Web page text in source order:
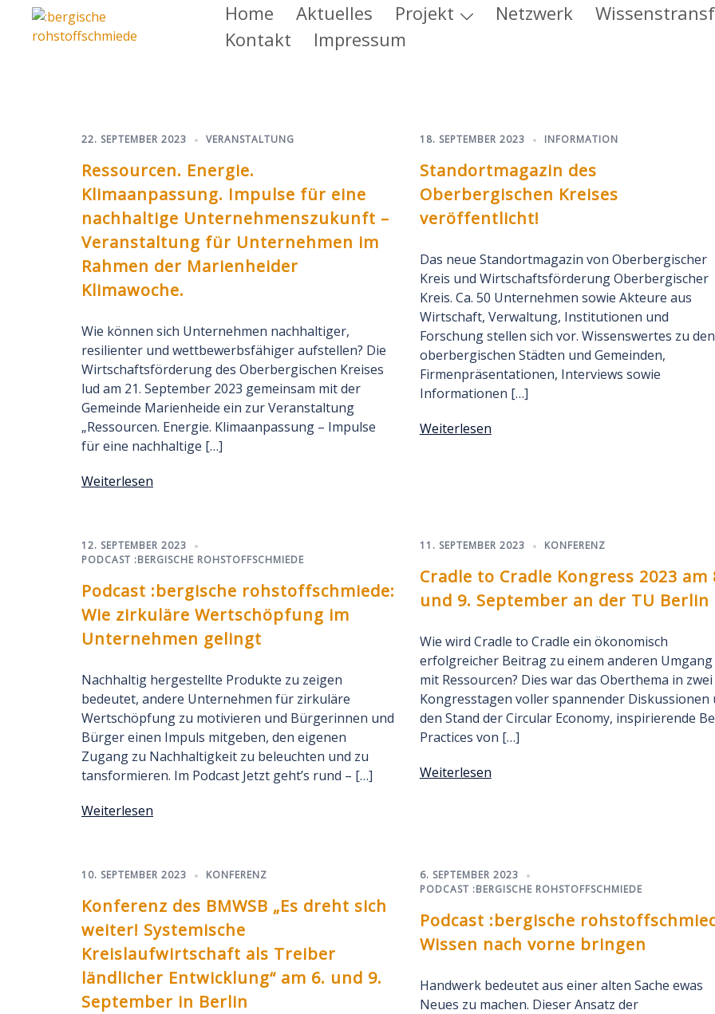
Home Aktuelles Projekt Netzwerk
Kontakt
Impressum
22. SEPTEMBER 2023 VERANSTALTUNG
Ressourcen. Energie.
Klimaanpassung. Impulse für eine
nachhaltige Unternehmenszukunft –
Veranstaltung für Unternehmen im
Rahmen der Marienheider
Klimawoche.
Wie können sich Unternehmen nachhaltiger,
resilienter und wettbewerbsfähiger aufstellen? Die
Wirtschaftsförderung des Oberbergischen Kreises
lud am 21. September 2023 gemeinsam mit der
Gemeinde Marienheide ein zur Veranstaltung
„Ressourcen. Energie. Klimaanpassung – Impulse
für eine nachhaltige […]
Weiterlesen
18. SEPTEMBER 2023 INFORMATION
Standortmagazin des
Oberbergischen Kreises
veröffentlicht!
Das neue Standortmagazin von Oberbergischer
Kreis und Wirtschaftsförderung Oberbergischer
Kreis. Ca. 50 Unternehmen sowie Akteure aus
Wirtschaft, Verwaltung, Institutionen und
Forschung stellen sich vor. Wissenswertes zu den
oberbergischen Städten und Gemeinden,
Firmenpräsentationen, Interviews sowie
Informationen […]
Weiterlesen
12. SEPTEMBER 2023
PODCAST :BERGISCHE ROHSTOFFSCHMIEDE
Podcast :bergische rohstoffschmiede:
Wie zirkuläre Wertschöpfung im
Unternehmen gelingt
Nachhaltig hergestellte Produkte zu zeigen
bedeutet, andere Unternehmen für zirkuläre
Wertschöpfung zu motivieren und Bürgerinnen und
Bürger einen Impuls mitgeben, den eigenen
Zugang zu Nachhaltigkeit zu beleuchten und zu
tansformieren. Im Podcast Jetzt geht’s rund – […]
Weiterlesen
11. SEPTEMBER 2023 KONFERENZ
Cradle to Cradle Kongress 2023 am
und 9. September an der TU Berlin
Wie wird Cradle to Cradle ein ökonomisch
erfolgreicher Beitrag zu einem anderen Umgang
mit Ressourcen? Dies war das Oberthema in zwei
Kongresstagen voller spannender Diskussionen
den Stand der Circular Economy, inspirierende
Practices von […]
Weiterlesen
10. SEPTEMBER 2023 KONFERENZ
Konferenz des BMWSB „Es dreht sich
weiter! Systemische
Kreislaufwirtschaft als Treiber
ländlicher Entwicklung“ am 6. und 9.
September in Berlin
6. SEPTEMBER 2023
PODCAST :BERGISCHE ROHSTOFFSCHMIEDE
Podcast :bergische
Wissen nach vorne bringen
Handwerk bedeutet aus einer alten Sache ewas
Neues zu machen. Dieser Ansatz der